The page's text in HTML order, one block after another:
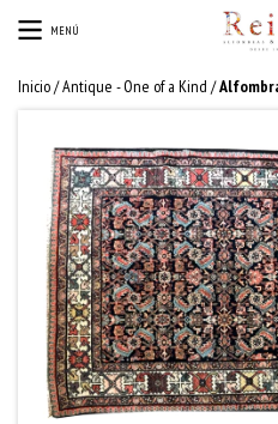
MENÚ
Inicio/Antique - One of a Kind /